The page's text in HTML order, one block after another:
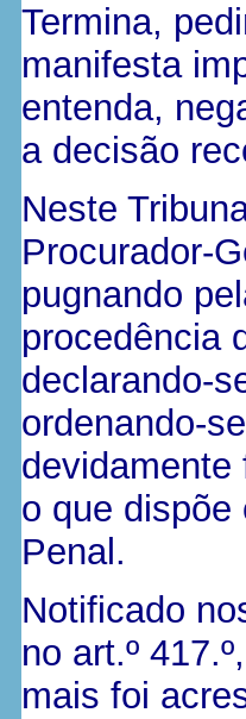
Termina,
manifesta
entenda,
a decisão
Neste
Procurador-
pugnando
procedência
declarando-
ordenando-
devidamente
o que dispõe
Penal.
Notificado
no art.º
mais foi